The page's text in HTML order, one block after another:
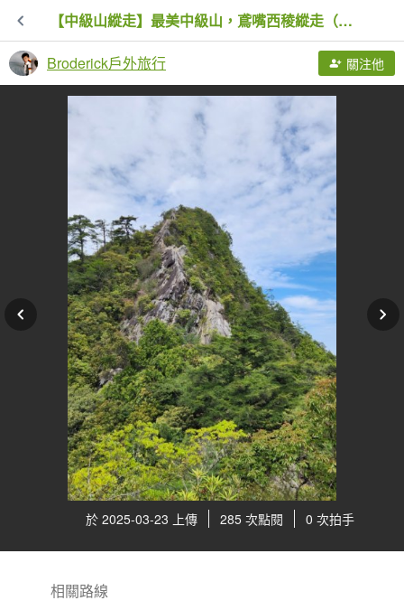
【中級山縱走】最美中級山，鳶嘴西稜縱走（鳶嘴山，醜崠山，長壽山）
Broderick戶外旅行 關注他
於 2025-03-23 上傳 285 次點閱 0 次拍手
相關路線